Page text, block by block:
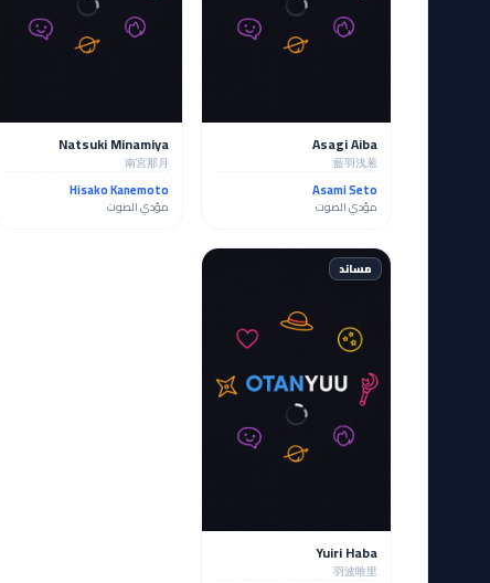
Asagi Aiba
藍羽浅葱
Asami Seto
مؤدي الصوت
Natsuki Minamiya
南宮那月
Hisako Kanemoto
مؤدي الصوت
مساند
Yuiri Haba
羽波唯里